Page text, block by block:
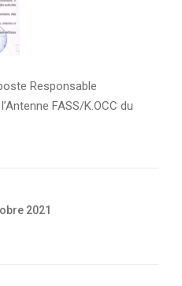
Responsable
FASS/K.OCC du
2021